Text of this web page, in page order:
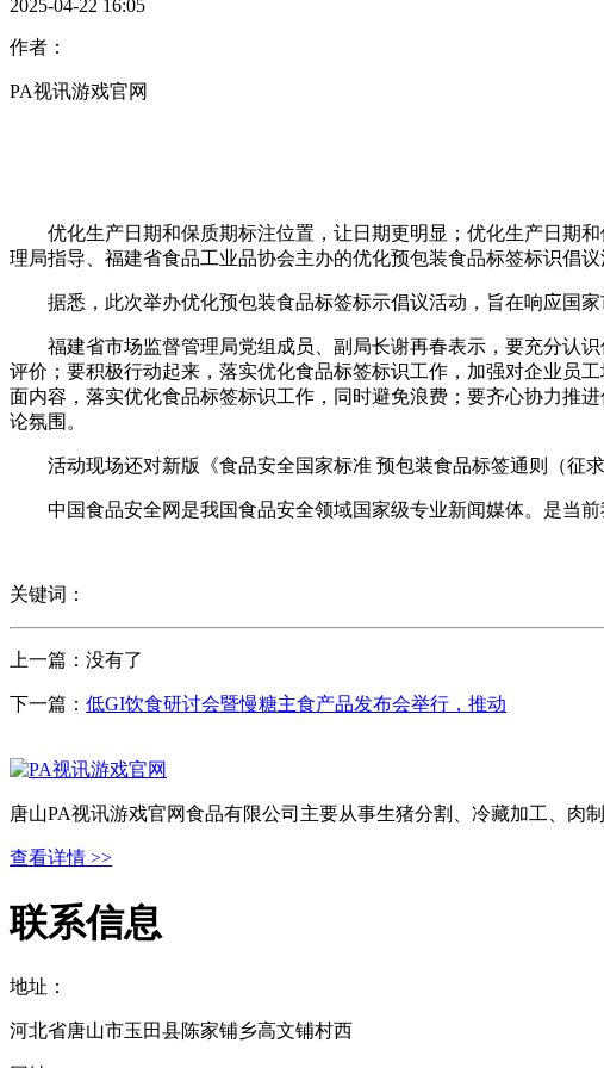
2025-04-22 16:05
作者：
PA视讯游戏官网
优化生产日期和保质期标注位置，让日期更明显；优化生产日期
理局指导、福建省食品工业品协会主办的优化预包装食品标签标识倡
据悉，此次举办优化预包装食品标签标示倡议活动，旨在响应国家
福建省市场监督管理局党组成员、副局长谢再春表示，要充分认识
评价；要积极行动起来，落实优化食品标签标识工作，加强对企业员
面内容，落实优化食品标签标识工作，同时避免浪费；要齐心协力推
论氛围。
活动现场还对新版《食品安全国家标准 预包装食品标签通则（征求
中国食品安全网是我国食品安全领域国家级专业新闻媒体。是当前
关键词：
上一篇：没有了
下一篇： 低GI饮食研讨会暨慢糖主食产品发布会举行，推动
唐山PA视讯游戏官网食品有限公司主要从事生猪分割、冷藏加工、
查看详情 >>
联系信息
地址：
河北省唐山市玉田县陈家铺乡高文铺村西